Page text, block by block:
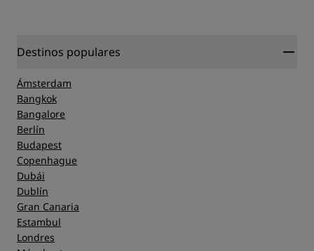
Destinos populares
Ámsterdam
Bangkok
Bangalore
Berlín
Budapest
Copenhague
Dubái
Dublín
Gran Canaria
Estambul
Londres